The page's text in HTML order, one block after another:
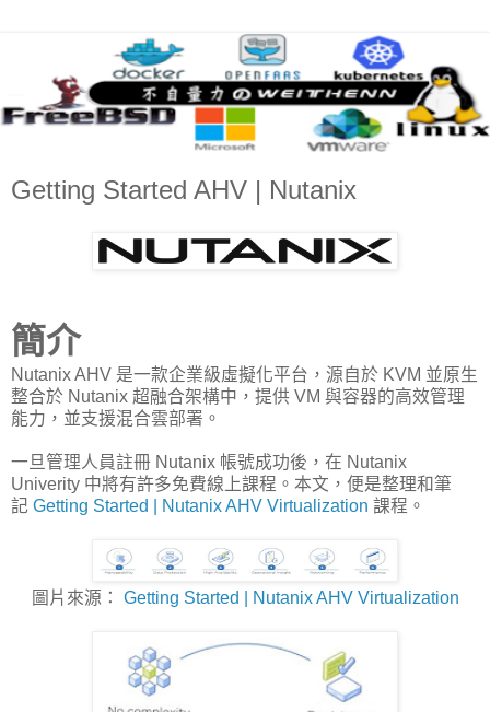
Getting Started AHV | Nutanix
簡介
Nutanix AHV 是一款企業級虛擬化平台，源自於 KVM 並原生
整合於 Nutanix 超融合架構中，提供 VM 與容器的高效管理
能力，並支援混合雲部署。
一旦管理人員註冊 Nutanix 帳號成功後，在 Nutanix
Univerity 中將有許多免費線上課程。本文，便是整理和筆
記 Getting Started | Nutanix AHV Virtualization 課程。
圖片來源： Getting Started | Nutanix AHV Virtualization